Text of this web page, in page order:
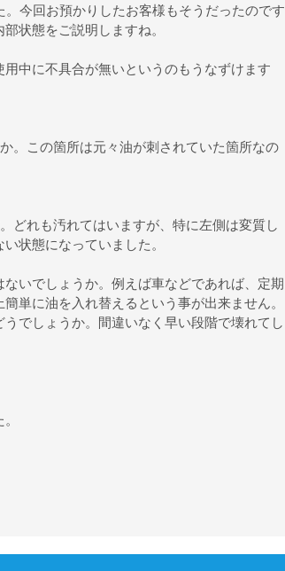
今回お預かりしたお客様もそうだったのです
状態をご説明しますね。
中に不具合が無いというのもうなずけます
。この箇所は元々油が刺されていた箇所なの
どれも汚れてはいますが、特に左側は変質し
状態になっていました。
いでしょうか。例えば車などであれば、定期
単に油を入れ替えるという事が出来ません。
でしょうか。間違いなく早い段階で壊れてし
。